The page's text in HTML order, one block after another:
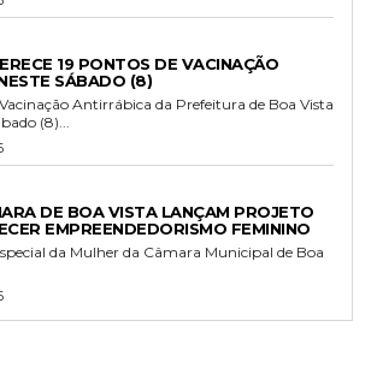
19 PONTOS DE VACINAÇÃO
SÁBADO (8)
Antirrábica da Prefeitura de Boa Vista
(8)...
DE BOA VISTA LANÇAM PROJETO
EMPREENDEDORISMO FEMININO
da Mulher da Câmara Municipal de Boa